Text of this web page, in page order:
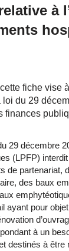
à
fiche vise
du 29
finances
29 décembre
(LPFP)
de partenariat,
des baux
ayant pour
à un
destinés à